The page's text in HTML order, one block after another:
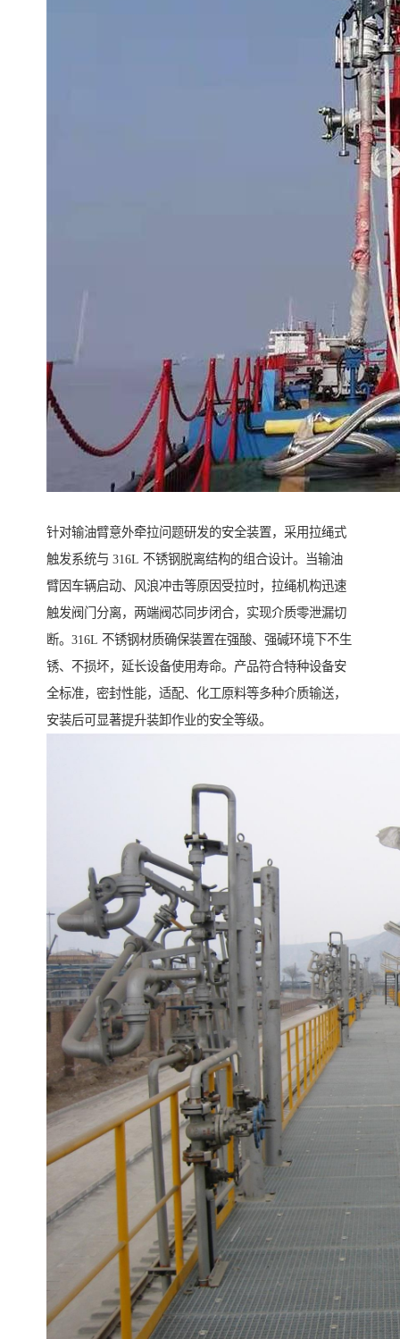
针对输油臂意外牵拉问题研发的安全装置，采用拉绳式
触发系统与 316L 不锈钢脱离结构的组合设计。当输油
臂因车辆启动、风浪冲击等原因受拉时，拉绳机构迅速
触发阀门分离，两端阀芯同步闭合，实现介质零泄漏切
断。316L 不锈钢材质确保装置在强酸、强碱环境下不生
锈、不损坏，延长设备使用寿命。产品符合特种设备安
全标准，密封性能，适配、化工原料等多种介质输送，
安装后可显著提升装卸作业的安全等级。